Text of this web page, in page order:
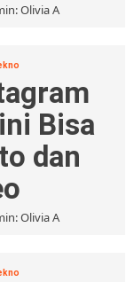
Olivia A
Bisa
dan
Olivia A